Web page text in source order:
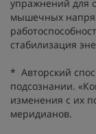
упражнений для
мышечных
стабилизация
* Авторский
подсознании.
изменения с их
меридианов.